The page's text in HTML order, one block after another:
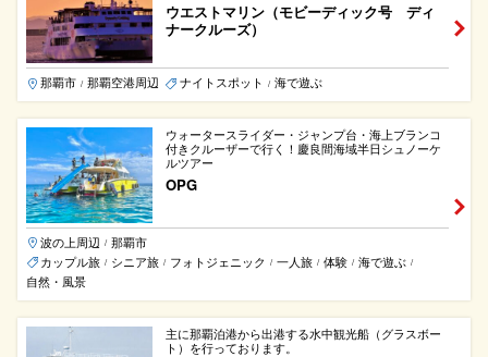
ウエストマリン（モビーディック号 ディ
ナークルーズ）
那覇市 / 那覇空港周辺 ナイトスポット / 海で遊ぶ
ウォータースライダー・ジャンプ台・海上ブランコ
付きクルーザーで行く！慶良間海域半日シュノーケ
ルツアー
OPG
波の上周辺 / 那覇市
カップル旅 / シニア旅 / フォトジェニック / 一人旅 / 体験 / 海で遊ぶ /
自然・風景
主に那覇泊港から出港する水中観光船（グラスボー
ト）を行っております。